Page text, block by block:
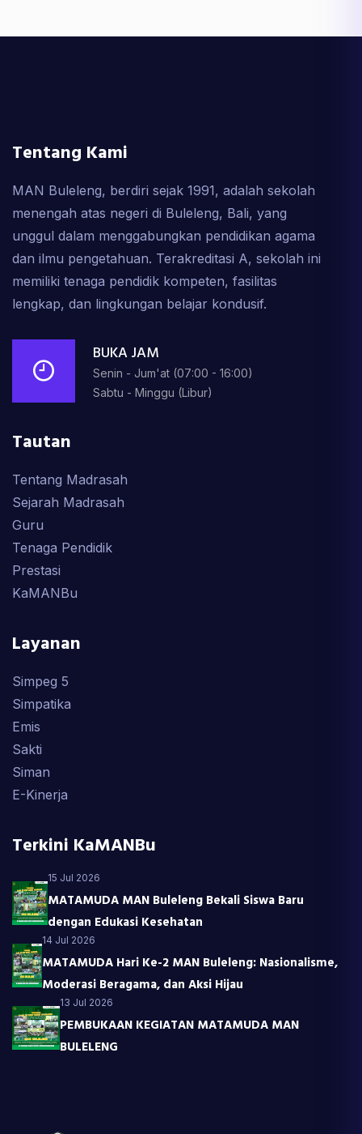
Tentang Kami
MAN Buleleng, berdiri sejak 1991, adalah sekolah
menengah atas negeri di Buleleng, Bali, yang
unggul dalam menggabungkan pendidikan agama
dan ilmu pengetahuan. Terakreditasi A, sekolah ini
memiliki tenaga pendidik kompeten, fasilitas
lengkap, dan lingkungan belajar kondusif.
BUKA JAM
Senin - Jum'at (07:00 - 16:00)
Sabtu - Minggu (Libur)
Tautan
Tentang Madrasah
Sejarah Madrasah
Guru
Tenaga Pendidik
Prestasi
KaMANBu
Layanan
Simpeg 5
Simpatika
Emis
Sakti
Siman
E-Kinerja
Terkini KaMANBu
15 Jul 2026
MATAMUDA MAN Buleleng Bekali Siswa Baru
dengan Edukasi Kesehatan
14 Jul 2026
MATAMUDA Hari Ke-2 MAN Buleleng: Nasionalisme,
Moderasi Beragama, dan Aksi Hijau
13 Jul 2026
PEMBUKAAN KEGIATAN MATAMUDA MAN
BULELENG